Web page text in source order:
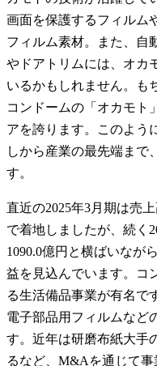
画面を保護するフィルム
フィルム素材。また、自
やドアトリムには、オカ
いるかもしれません。も
コンドームの「オカモト
アを誇ります。このよう
しから産業の最先端まで
す。
直近の2025年3月期は売
で着地しましたが、続く
1090.0億円と横ばいなが
益を見込んでいます。コ
る生活備品事業が有名で
電子部品用フィルムなど
す。近年は研磨布紙大手
るなど、M&Aを通じて